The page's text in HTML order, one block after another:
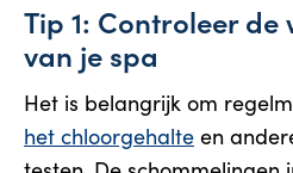
Tip 1: Controleer
van je spa
Het is belangrijk om
het chloorgehalte en